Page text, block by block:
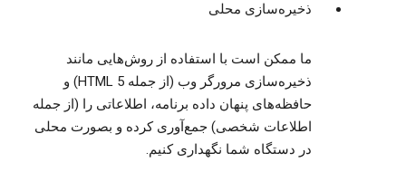
ذخیره‌سازی محلی
ما ممکن است با استفاده از روش‌هایی مانند
ذخیره‌سازی مرورگر وب (از جمله HTML 5) و
حافظه‌های پنهان داده برنامه، اطلاعاتی را (از جمله
اطلاعات شخصی) جمع‌آوری کرده و بصورت محلی
در دستگاه شما نگهداری کنیم.